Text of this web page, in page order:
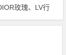
玫瑰、LV行
雷